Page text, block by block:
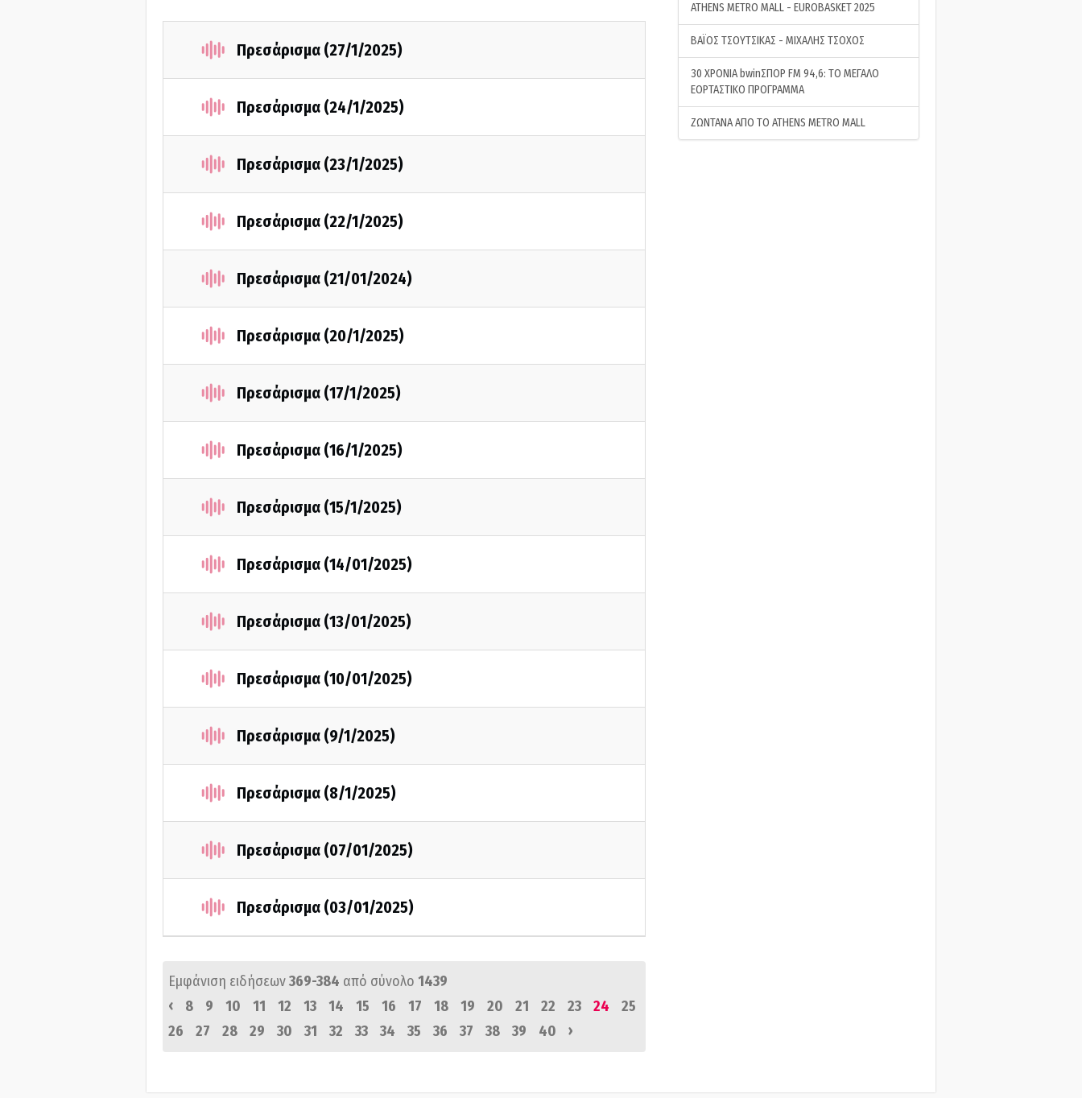
Πρεσάρισμα (27/1/2025)
Πρεσάρισμα (24/1/2025)
Πρεσάρισμα (23/1/2025)
Πρεσάρισμα (22/1/2025)
Πρεσάρισμα (21/01/2024)
Πρεσάρισμα (20/1/2025)
Πρεσάρισμα (17/1/2025)
Πρεσάρισμα (16/1/2025)
Πρεσάρισμα (15/1/2025)
Πρεσάρισμα (14/01/2025)
Πρεσάρισμα (13/01/2025)
Πρεσάρισμα (10/01/2025)
Πρεσάρισμα (9/1/2025)
Πρεσάρισμα (8/1/2025)
Πρεσάρισμα (07/01/2025)
Πρεσάρισμα (03/01/2025)
Εμφάνιση ειδήσεων369-384 από σύνολο 1439
‹
8 9 10 11 12 13 14 15 16 17 18 19 20 21 22 23 24
25
26
27 28 29 30 31 32 33 34 35 36 37 38 39 40 ›
ATHENS METRO MALL - EUROBASKET 2025
ΒΑΪΟΣ ΤΣΟΥΤΣΙΚΑΣ - ΜΙΧΑΛΗΣ ΤΣΟΧΟΣ
30 ΧΡΟΝΙΑ bwinΣΠΟΡ FM 94,6: ΤΟ ΜΕΓΑΛΟ
ΕΟΡΤΑΣΤΙΚΟ ΠΡΟΓΡΑΜΜΑ
ΖΩΝΤΑΝΑ ΑΠΟ ΤΟ ATHENS METRO MALL